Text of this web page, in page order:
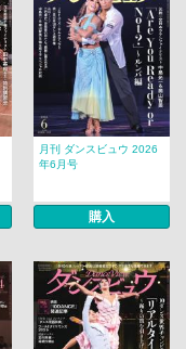
月刊 ダンスビュウ 2026
年6月号
購入